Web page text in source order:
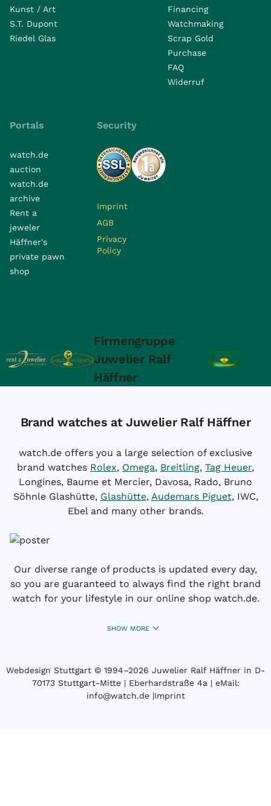
Kunst / Art
S.T. Dupont
Riedel Glas
Financing
Watchmaking
Scrap Gold
Purchase
FAQ
Widerruf
Portals
watch.de
auction
watch.de
archive
Rent a
jeweler
Häffner's
private pawn
shop
Security
Imprint
AGB
Privacy
Policy
Firmengruppe
Juwelier Ralf
Häffner
Brand watches at Juwelier Ralf Häffner
watch.de offers you a large selection of exclusive
brand watches Rolex, Omega, Breitling, Tag Heuer,
Longines, Baume et Mercier, Davosa, Rado, Bruno
Söhnle Glashütte, Glashütte, Audemars Piguet, IWC,
Ebel and many other brands.
Our diverse range of products is updated every day,
so you are guaranteed to always find the right brand
watch for your lifestyle in our online shop watch.de.
SHOW MORE
Webdesign Stuttgart © 1994­–2026 Juwelier Ralf Häffner in D-
70173 Stuttgart-Mitte | Eberhardstraße 4a | eMail:
info@watch.de|Imprint